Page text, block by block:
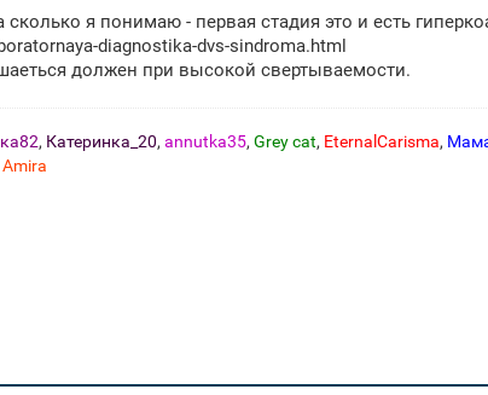
я понимаю - первая стадия это и есть
diagnostika-dvs-sindroma.html
должен при высокой свертываемости.
, Катеринка_20, annutka35, Grey cat, EternalCarisma,
Amira